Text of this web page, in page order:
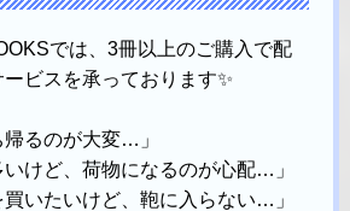
では、3冊以上のご購入で配
ビスを承っております✨
帰るのが大変…」
いけど、荷物になるのが心配…」
買いたいけど、鞄に入らない…」